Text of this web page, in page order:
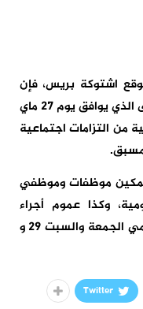
اشتوكة بريس، فإن
الطلب يأتي بمناسبة حلول عيد الأضحى الذي يوافق يوم 27 ماي
من التزامات اجتماعية
تمكين موظفات وموظفي
وكذا عموم أجراء
القطاع الخاص من عطلة استثنائية يومي الجمعة والسبت 29 و
Twitter